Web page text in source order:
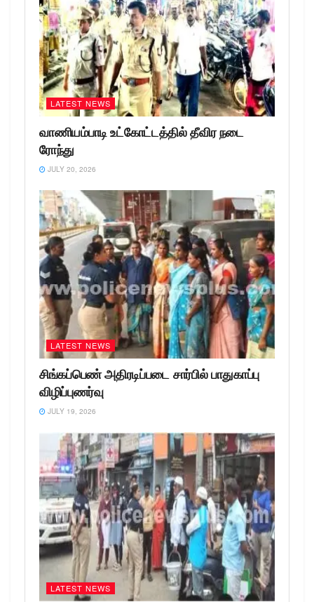
LATEST NEWS
வாணியம்பாடி உட்கோட்டத்தில் தீவிர நடை
ரோந்து
JULY 20, 2026
LATEST NEWS
சிங்கப்பெண் அதிரடிப்படை சார்பில் பாதுகாப்பு
விழிப்புணர்வு
JULY 19, 2026
LATEST NEWS